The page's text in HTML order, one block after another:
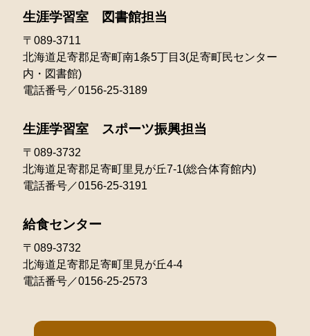
2022年01月
生涯学習室 図書館担当
〒089-3711
北海道足寄郡足寄町南1条5丁目3(足寄町民センター
内・図書館)
電話番号／0156-25-3189
生涯学習室 スポーツ振興担当
〒089-3732
北海道足寄郡足寄町里見が丘7-1(総合体育館内)
電話番号／0156-25-3191
給食センター
〒089-3732
北海道足寄郡足寄町里見が丘4-4
電話番号／0156-25-2573